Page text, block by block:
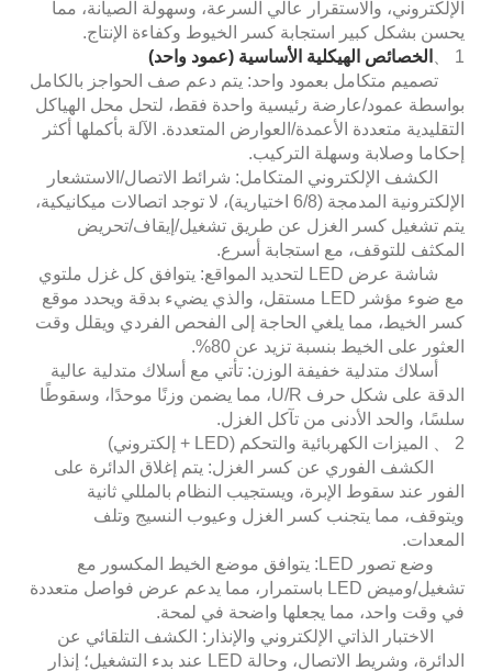
الإلكتروني، والاستقرار عالي السرعة، وسهولة الصيانة، مما
يحسن بشكل كبير استجابة كسر الخيوط وكفاءة الإنتاج.
1 、
الخصائص الهيكلية الأساسية (عمود واحد)
تصميم متكامل بعمود واحد: يتم دعم صف الحواجز بالكامل
بواسطة عمود/عارضة رئيسية واحدة فقط، لتحل محل الهياكل
التقليدية متعددة الأعمدة/العوارض المتعددة. الآلة بأكملها أكثر
إحكاما وصلابة وسهلة التركيب.
الكشف الإلكتروني المتكامل: شرائط الاتصال/الاستشعار
الإلكترونية المدمجة (6/8 اختيارية)، لا توجد اتصالات ميكانيكية،
يتم تشغيل كسر الغزل عن طريق تشغيل/إيقاف/تحريض
المكثف للتوقف، مع استجابة أسرع.
شاشة عرض LED لتحديد المواقع: يتوافق كل غزل ملتوي
مع ضوء مؤشر LED مستقل، والذي يضيء بدقة ويحدد موقع
كسر الخيط، مما يلغي الحاجة إلى الفحص الفردي ويقلل وقت
العثور على الخيط بنسبة تزيد عن 80%.
أسلاك متدلية خفيفة الوزن: تأتي مع أسلاك متدلية عالية
الدقة على شكل حرف U/R، مما يضمن وزنًا موحدًا، وسقوطًا
سلسًا، والحد الأدنى من تآكل الغزل.
2 、 الميزات الكهربائية والتحكم (LED + إلكتروني)
الكشف الفوري عن كسر الغزل: يتم إغلاق الدائرة على
الفور عند سقوط الإبرة، ويستجيب النظام بالمللي ثانية
ويتوقف، مما يتجنب كسر الغزل وعيوب النسيج وتلف
المعدات.
وضع تصور LED: يتوافق موضع الخيط المكسور مع
تشغيل/وميض LED باستمرار، مما يدعم عرض فواصل متعددة
في وقت واحد، مما يجعلها واضحة في لمحة.
الاختبار الذاتي الإلكتروني والإنذار: الكشف التلقائي عن
الدائرة، وشريط الاتصال، وحالة LED عند بدء التشغيل؛ إنذار